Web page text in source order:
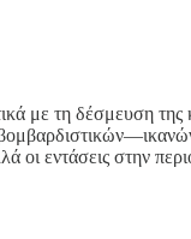
με τη δέσμευση
οι εντάσεις στην